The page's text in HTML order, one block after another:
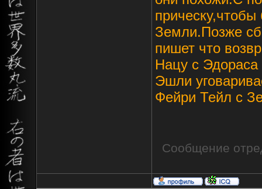
Земли.Позже
пишет что
Нацу с
Эшли
Фейри Тейл с
Сообщение